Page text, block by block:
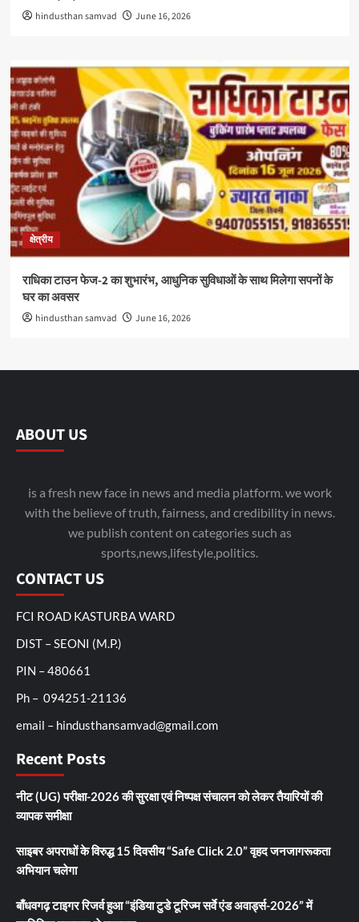
hindusthan samvad June 16, 2026
क्षेत्रीय
राधिका टाउन फेज-2 का शुभारंभ, आधुनिक सुविधाओं के साथ मिलेगा सपनों के
घर का अवसर
hindusthan samvad June 16, 2026
ABOUT US
is a fresh new face in news and media platform. we work
with the believe of truth, fairness, and credibility in news.
we publish content on categories such as
sports,news,lifestyle,politics.
CONTACT US
FCI ROAD KASTURBA WARD
DIST – SEONI (M.P.)
PIN – 480661
Ph – 094251-21136
email – hindusthansamvad@gmail.com
Recent Posts
नीट (UG) परीक्षा-2026 की सुरक्षा एवं निष्पक्ष संचालन को लेकर तैयारियों की
व्यापक समीक्षा
साइबर अपराधों के विरुद्ध 15 दिवसीय “Safe Click 2.0” वृहद जनजागरूकता
अभियान चलेगा
बाँधवगढ़ टाइगर रिजर्व हुआ “इंडिया टुडे टूरिज्म सर्वे एंड अवार्ड्स-2026” में